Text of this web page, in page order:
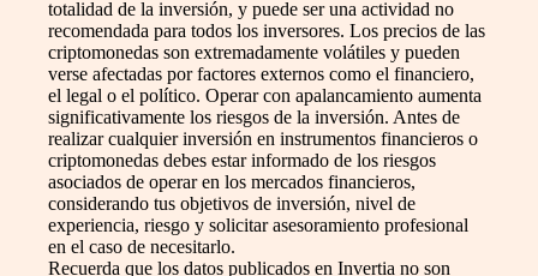
totalidad de la inversión, y puede ser una actividad no
recomendada para todos los inversores. Los precios de las
criptomonedas son extremadamente volátiles y pueden
verse afectadas por factores externos como el financiero,
el legal o el político. Operar con apalancamiento aumenta
significativamente los riesgos de la inversión. Antes de
realizar cualquier inversión en instrumentos financieros o
criptomonedas debes estar informado de los riesgos
asociados de operar en los mercados financieros,
considerando tus objetivos de inversión, nivel de
experiencia, riesgo y solicitar asesoramiento profesional
en el caso de necesitarlo.
Recuerda que los datos publicados en Invertia no son